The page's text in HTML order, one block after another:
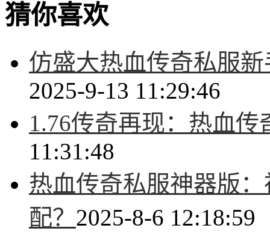
猜你喜欢
仿盛大热血传奇私服
2025-9-13 11:29:46
1.76传奇再现：热血传
11:31:48
热血传奇私服神器版
配？ 2025-8-6 12:18:59